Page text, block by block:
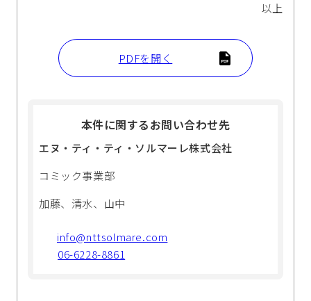
以上
PDFを開く
本件に関するお問い合わせ先
エヌ・ティ・ティ・ソルマーレ株式会社
コミック事業部
加藤、清水、山中
info@nttsolmare.com
06-6228-8861